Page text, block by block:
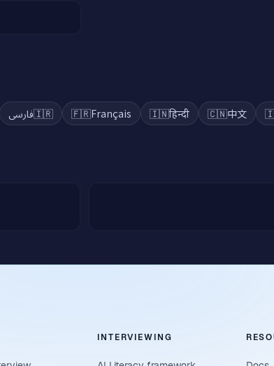
🇮🇷فارسی 🇫🇷Français 🇮🇳हिन्दी 🇨🇳中文
INTERVIEWING